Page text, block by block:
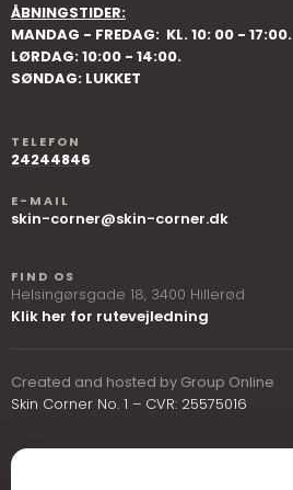
ÅBNINGSTIDER​:
MANDAG - FREDAG: ​ KL. 10: 00 - 17:00.
LØRDAG: 10:00 - 14:00.
SØNDAG: LUKKET
TELEFON
24244846
E-MAIL
skin-corner@skin-corner.dk
FIND OS
Helsingørsgade 18, ​3400 Hillerød
Klik her for rutevejledning
Created and hosted by Group Online
Skin Corner No. 1 – CVR: 25575016